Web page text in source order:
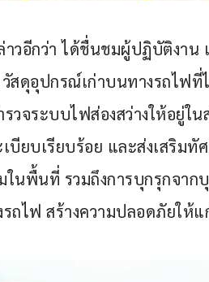
วอีกว่า ได้ชื่นชมผู้ปฏิบัติงาน
สดุอุปกรณ์เก่าบนทางรถไฟที่
รวจระบบไฟส่องสว่างให้อยู่ใ
เบียบเรียบร้อย และส่งเสริม
ในพื้นที่ รวมถึงการบุกรุกจา
รถไฟ สร้างความปลอดภัยให้